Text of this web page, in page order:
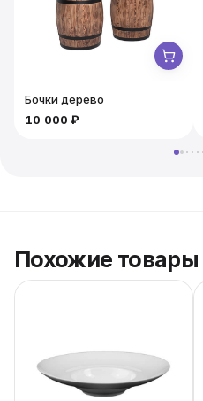
Бочки дерево
10 000 ₽
Похожие товары